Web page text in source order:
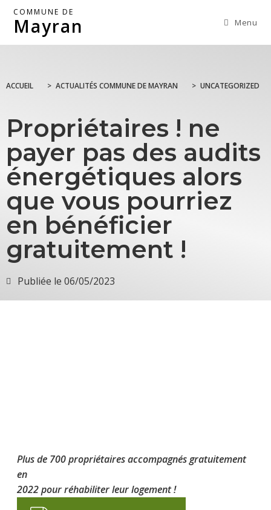
COMMUNE DE
Mayran Menu
ACCUEIL > ACTUALITÉS COMMUNE DE MAYRAN > UNCATEGORIZED
Propriétaires ! ne
payer pas des audits
énergétiques alors
que vous pourriez
en bénéficier
gratuitement !
Publiée le 06/05/2023
Plus de 700 propriétaires accompagnés gratuitement
en
2022 pour réhabiliter leur logement !